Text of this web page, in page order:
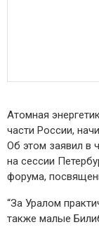
Атомная
части России,
Об этом заявил в
на сессии
форума,
“За Уралом
также малые